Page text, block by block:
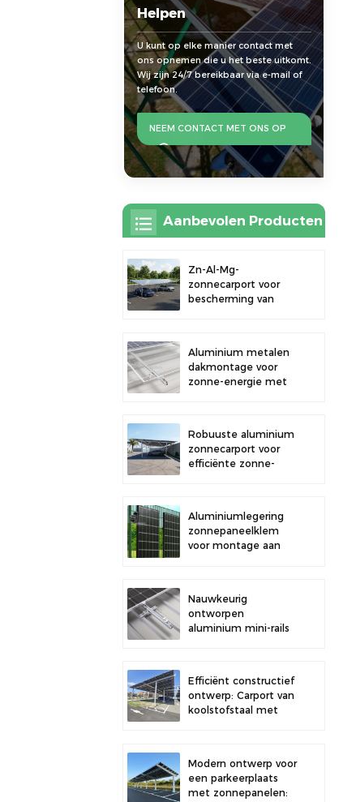
Helpen
U kunt op elke manier contact met
ons opnemen die u het beste uitkomt.
Wij zijn 24/7 bereikbaar via e-mail of
telefoon.
NEEM CONTACT MET ONS OP
Aanbevolen Producten
Zn-Al-Mg-
zonnecarport voor
bescherming van
Aluminium metalen
dakmontage voor
zonne-energie met
Robuuste aluminium
zonnecarport voor
efficiënte zonne-
Aluminiumlegering
zonnepaneelklem
voor montage aan
Nauwkeurig
ontworpen
aluminium mini-rails
stabiliteit.
Efficiënt constructief
ontwerp: Carport van
koolstofstaal met
efficiëntie.
Modern ontwerp voor
een parkeerplaats
met zonnepanelen: